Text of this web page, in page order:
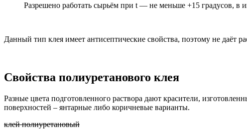
Разрешено работать сырьём при t — не меньше +15 градусов, в
Данный тип клея имеет антисептические свойства, поэтому не даёт
Свойства полиуретанового клея
Разные цвета подготовленного раствора дают красители,
поверхностей – янтарные либо коричневые варианты.
клей полиуретановый